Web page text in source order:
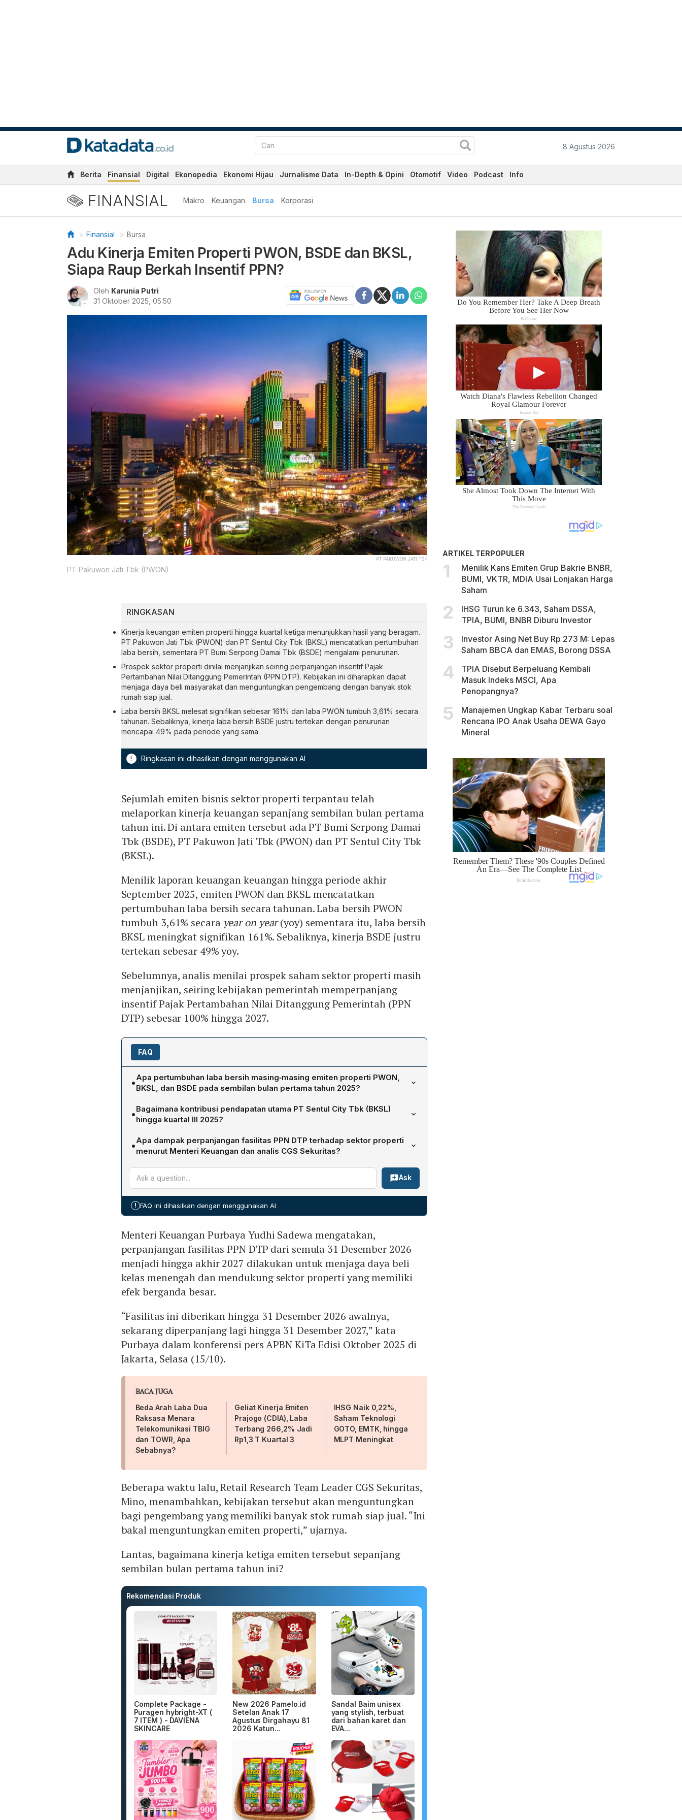
8 Agustus 2026
Berita Finansial Digital Ekonopedia Ekonomi Hijau Jurnalisme Data In-Depth & Opini Otomotif Video Podcast Info
FINANSIAL Makro Keuangan Bursa Korporasi
Finansial Bursa
Adu Kinerja Emiten Properti PWON, BSDE dan BKSL,
Siapa Raup Berkah Insentif PPN?
Oleh Karunia Putri
31 Oktober 2025, 05:50
PT PAKUWON JATI TBK
PT Pakuwon Jati Tbk (PWON)
RINGKASAN
Kinerja keuangan emiten properti hingga kuartal ketiga menunjukkan hasil yang beragam.
PT Pakuwon Jati Tbk (PWON) dan PT Sentul City Tbk (BKSL) mencatatkan pertumbuhan
laba bersih, sementara PT Bumi Serpong Damai Tbk (BSDE) mengalami penurunan.
Prospek sektor properti dinilai menjanjikan seiring perpanjangan insentif Pajak
Pertambahan Nilai Ditanggung Pemerintah (PPN DTP). Kebijakan ini diharapkan dapat
menjaga daya beli masyarakat dan menguntungkan pengembang dengan banyak stok
rumah siap jual.
Laba bersih BKSL melesat signifikan sebesar 161% dan laba PWON tumbuh 3,61% secara
tahunan. Sebaliknya, kinerja laba bersih BSDE justru tertekan dengan penurunan
mencapai 49% pada periode yang sama.
! Ringkasan ini dihasilkan dengan menggunakan AI
Sejumlah emiten bisnis sektor properti terpantau telah
melaporkan kinerja keuangan sepanjang sembilan bulan pertama
tahun ini. Di antara emiten tersebut ada PT Bumi Serpong Damai
Tbk (BSDE), PT Pakuwon Jati Tbk (PWON) dan PT Sentul City Tbk
(BKSL).
Menilik laporan keuangan keuangan hingga periode akhir
September 2025, emiten PWON dan BKSL mencatatkan
pertumbuhan laba bersih secara tahunan. Laba bersih PWON
tumbuh 3,61% secara year on year(yoy) sementara itu, laba bersih
BKSL meningkat signifikan 161%. Sebaliknya, kinerja BSDE justru
tertekan sebesar 49% yoy.
Sebelumnya, analis menilai prospek saham sektor properti masih
menjanjikan, seiring kebijakan pemerintah memperpanjang
insentif Pajak Pertambahan Nilai Ditanggung Pemerintah (PPN
DTP) sebesar 100% hingga 2027.
FAQ
•Apa pertumbuhan laba bersih masing‑masing emiten properti PWON,
BKSL, dan BSDE pada sembilan bulan pertama tahun 2025?
Menurut laporan keuangan hingga September 2025, laba bersih PT Pakuwon Jati
Tbk (PWON) meningkat 3,61 % YoY menjadi Rp 1,72 triliun. PT Sentul City Tbk (BKSL)
mencatat lonjakan signifikan sebesar 161,40 % YoY menjadi Rp 71,94 miliar.
Sebaliknya, PT Bumi Serpong Damai Tbk (BSDE) mengalami penurunan laba bersih
sebesar 49,53 % YoY menjadi Rp 1,36 triliun.
•Bagaimana kontribusi pendapatan utama PT Sentul City Tbk (BKSL)
hingga kuartal III 2025?
BKSL menghasilkan total pendapatan Rp 836,97 miliar, naik 96,24 % YoY.
Pendapatan utama berasal dari penjualan lahan siap bangun, rumah hunian, ruko,
dan apartemen sebesar Rp 648,72 miliar; selanjutnya pendapatan hotel, restoran,
dan taman hiburan menyumbang Rp 135,84 miliar; serta pendapatan pengelolaan
kona sebesar Rp 52,41 miliar.
•Apa dampak perpanjangan fasilitas PPN DTP terhadap sektor properti
menurut Menteri Keuangan dan analis CGS Sekuritas?
Menteri Keuangan Purbaya Yudhi Sadewa menyatakan perjangan PPN DTP hingga
akhir 2027 bertujuan menjaga daya beli kelas menengah dan mendukung sektor
properti yang memiliki efek berganda signifikan. Analis CGS Sekuritas, Mino,
rumah siap jual, sehingga diperkirakan akan memperkuat kinerja emiten properti di
Ask
! FAQ ini dihasilkan dengan menggunakan AI
Menteri Keuangan Purbaya Yudhi Sadewa mengatakan,
perpanjangan fasilitas PPN DTP dari semula 31 Desember 2026
menjadi hingga akhir 2027 dilakukan untuk menjaga daya beli
kelas menengah dan mendukung sektor properti yang memiliki
efek berganda besar.
“Fasilitas ini diberikan hingga 31 Desember 2026 awalnya,
sekarang diperpanjang lagi hingga 31 Desember 2027,” kata
Purbaya dalam konferensi pers APBN KiTa Edisi Oktober 2025 di
Jakarta, Selasa (15/10).
BACA JUGA
Beda Arah Laba Dua
Raksasa Menara
Telekomunikasi TBIG
dan TOWR, Apa
Sebabnya?
Geliat Kinerja Emiten
Prajogo (CDIA), Laba
Terbang 266,2% Jadi
Rp1,3 T Kuartal 3
IHSG Naik 0,22%,
Saham Teknologi
GOTO, EMTK, hingga
MLPT Meningkat
Beberapa waktu lalu, Retail Research Team Leader CGS Sekuritas,
Mino, menambahkan, kebijakan tersebut akan menguntungkan
bagi pengembang yang memiliki banyak stok rumah siap jual. “Ini
bakal menguntungkan emiten properti,” ujarnya.
Lantas, bagaimana kinerja ketiga emiten tersebut sepanjang
sembilan bulan pertama tahun ini?
Rekomendasi Produk
Complete Package -
Puragen hybright-XT (
7 ITEM ) - DAVIENA
SKINCARE
New 2026 Pamelo.id
Setelan Anak 17
Agustus Dirgahayu 81
2026 Katun...
Sandal Baim unisex
yang stylish, terbuat
dari bahan karet dan
EVA...
ARTIKEL TERPOPULER
Menilik Kans Emiten Grup Bakrie BNBR,
BUMI, VKTR, MDIA Usai Lonjakan Harga
Saham
IHSG Turun ke 6.343, Saham DSSA,
TPIA, BUMI, BNBR Diburu Investor
Investor Asing Net Buy Rp 273 M: Lepas
Saham BBCA dan EMAS, Borong DSSA
TPIA Disebut Berpeluang Kembali
Masuk Indeks MSCI, Apa
Penopangnya?
Manajemen Ungkap Kabar Terbaru soal
Rencana IPO Anak Usaha DEWA Gayo
Mineral